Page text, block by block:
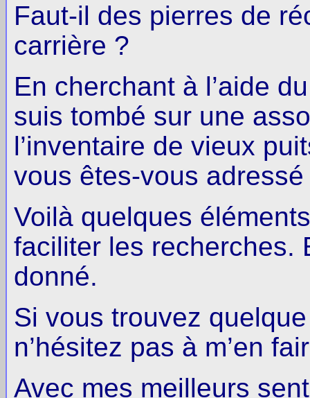
Faut-il des pierres de
carrière ?
En cherchant à l’aide
suis tombé sur une
l’inventaire de vieux
vous êtes-vous
Voilà quelques
faciliter les recherches.
donné.
Si vous trouvez
n’hésitez pas à m’en
Avec mes meilleurs